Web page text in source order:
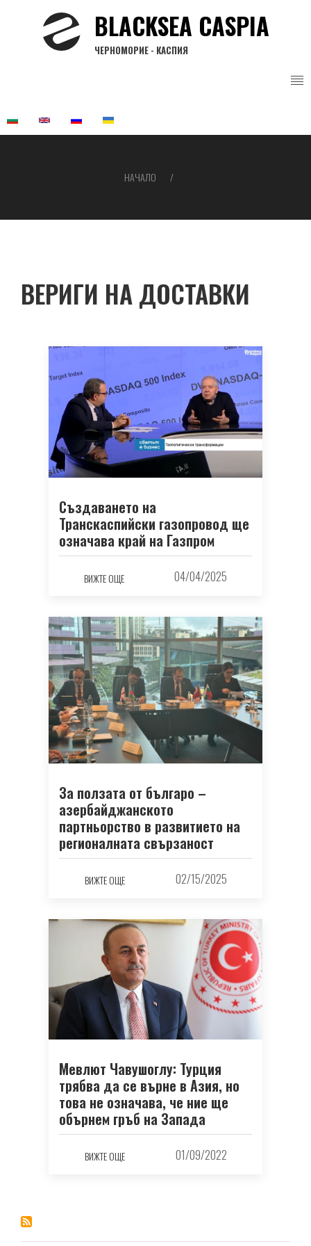
BLACKSEA CASPIA
ЧЕРНОМОРИЕ - КАСПИЯ
НАЧАЛО
ВЕРИГИ НА ДОСТАВКИ
Създаването на
Транскаспийски газопровод ще
означава край на Газпром
ВИЖТЕ ОЩЕ 04/04/2025
За ползата от българо –
азербайджанското
партньорство в развитието на
регионалната свързаност
ВИЖТЕ ОЩЕ 02/15/2025
Мевлют Чавушоглу: Турция
трябва да се върне в Азия, но
това не означава, че ние ще
обърнем гръб на Запада
ВИЖТЕ ОЩЕ 01/09/2022